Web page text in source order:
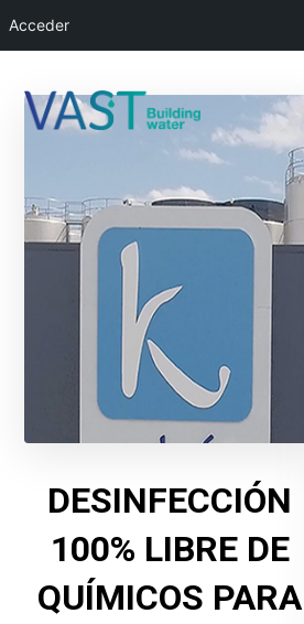
Acceder
DESINFECCIÓN
100% LIBRE DE
QUÍMICOS PARA